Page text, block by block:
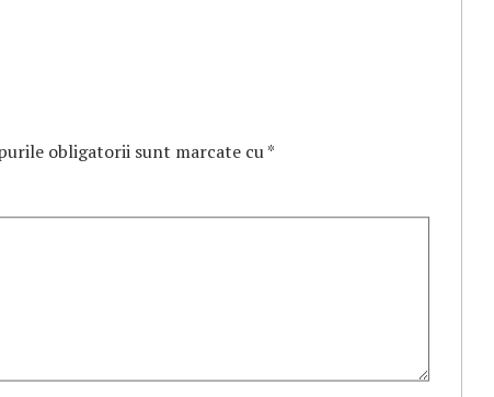
obligatorii sunt marcate cu*